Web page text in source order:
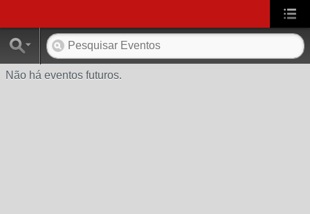
Não há eventos futuros.